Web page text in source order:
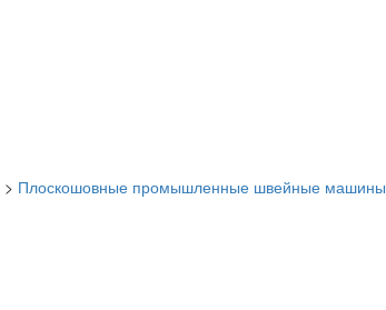
> Плоскошовные промышленные швейные машины